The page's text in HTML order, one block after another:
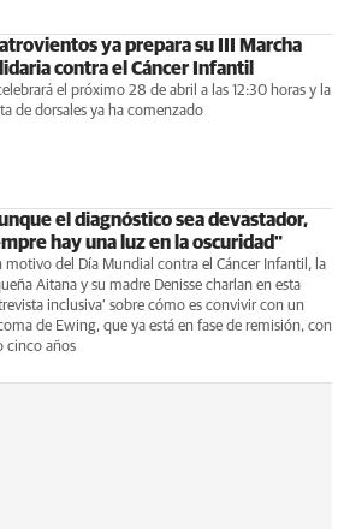
ya prepara su III Marcha
contra el Cáncer Infantil
el próximo 28 de abril a las 12:30 horas y la
de dorsales ya ha comenzado
el diagnóstico sea devastador,
hay una luz en la oscuridad"
motivo del Día Mundial contra el Cáncer Infantil, la
Aitana y su madre Denisse charlan en esta
inclusiva’ sobre cómo es convivir con un
de Ewing, que ya está en fase de remisión, con
cinco años